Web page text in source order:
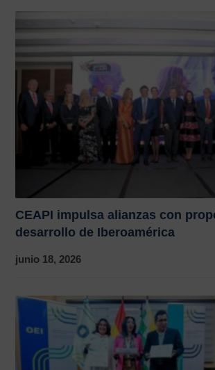
CEAPI impulsa alianzas con
desarrollo de Iberoamérica
junio 18, 2026